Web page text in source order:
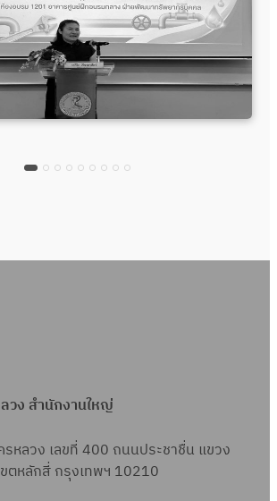
วง สำนักงานใหญ่
หลวง เลขที่ 400 ถนนประชาชื่น แขวง
ตหลักสี่ กรุงเทพฯ 10210